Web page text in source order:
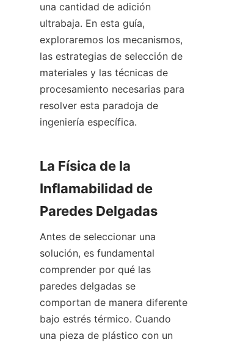
una cantidad de adición
ultrabaja. En esta guía,
exploraremos los mecanismos,
las estrategias de selección de
materiales y las técnicas de
procesamiento necesarias para
resolver esta paradoja de
ingeniería específica.
La Física de la
Inflamabilidad de
Paredes Delgadas
Antes de seleccionar una
solución, es fundamental
comprender por qué las
paredes delgadas se
comportan de manera diferente
bajo estrés térmico. Cuando
una pieza de plástico con un